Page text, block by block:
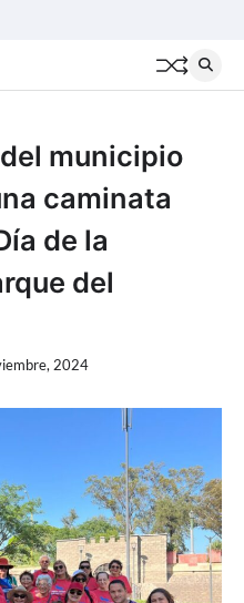
municipio
caminata
de la
del
2024